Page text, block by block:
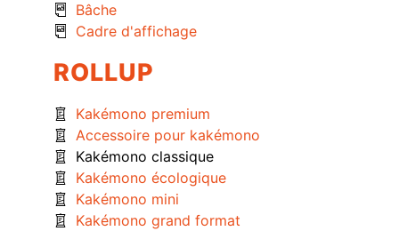
Bâche
Cadre d'affichage
ROLLUP
Kakémono premium
Accessoire pour kakémono
Kakémono classique
Kakémono écologique
Kakémono mini
Kakémono grand format